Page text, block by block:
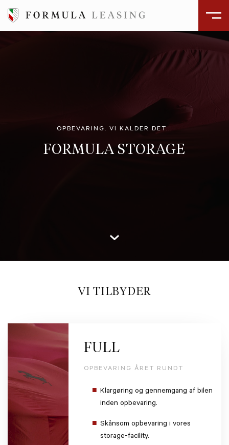
OPBEVARING. VI KALDER DET...
FORMULA STORAGE
VI TILBYDER
FULL
OPBEVARING ÅRET RUNDT
Klargøring og gennemgang af bilen
inden opbevaring.
Skånsom opbevaring i vores
storage-facility.